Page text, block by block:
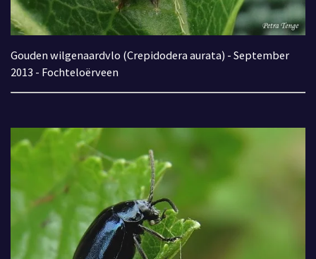
Gouden wilgenaardvlo (Crepidodera aurata) - September
2013 - Fochteloërveen